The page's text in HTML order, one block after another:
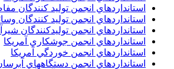
استانداردهاي انجمن توليد کنندگان
استانداردهاي انجمن توليد کنندگان
استانداردهاي انجمن توليدکنندگان
استانداردهاي انجمن جوشکاري آمريکا
استانداردهاي انجمن خوردگي آمريکا
استانداردهاي انجمن دستگاههاي